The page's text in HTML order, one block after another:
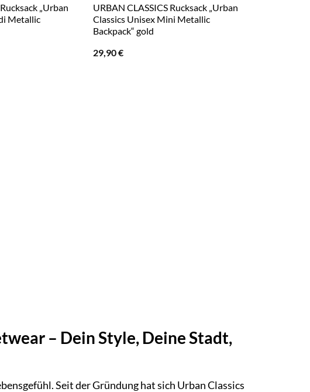
„Urban
Metallic
URBAN CLASSICS Rucksack „Urban
Classics Unisex Mini Metallic
Backpack“ gold
29,90€
– Dein Style, Deine Stadt,
Seit der Gründung hat sich Urban Classics